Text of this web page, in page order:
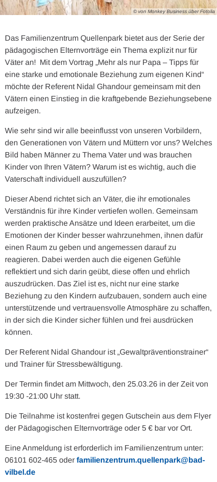
© von Monkey Business über Fotolia
Das Familienzentrum Quellenpark bietet aus der Serie der
pädagogischen Elternvorträge ein Thema explizit nur für
Väter an! Mit dem Vortrag „Mehr als nur Papa – Tipps für
eine starke und emotionale Beziehung zum eigenen Kind“
möchte der Referent Nidal Ghandour gemeinsam mit den
Vätern einen Einstieg in die kraftgebende Beziehungsebene
aufzeigen.
Wie sehr sind wir alle beeinflusst von unseren Vorbildern,
den Generationen von Vätern und Müttern vor uns? Welches
Bild haben Männer zu Thema Vater und was brauchen
Kinder von Ihren Vätern? Warum ist es wichtig, auch die
Vaterschaft individuell auszufüllen?
Dieser Abend richtet sich an Väter, die ihr emotionales
Verständnis für ihre Kinder vertiefen wollen. Gemeinsam
werden praktische Ansätze und Ideen erarbeitet, um die
Emotionen der Kinder besser wahrzunehmen, ihnen dafür
einen Raum zu geben und angemessen darauf zu
reagieren. Dabei werden auch die eigenen Gefühle
reflektiert und sich darin geübt, diese offen und ehrlich
auszudrücken. Das Ziel ist es, nicht nur eine starke
Beziehung zu den Kindern aufzubauen, sondern auch eine
unterstützende und vertrauensvolle Atmosphäre zu schaffen,
in der sich die Kinder sicher fühlen und frei ausdrücken
können.
Der Referent Nidal Ghandour ist „Gewaltpräventionstrainer“
und Trainer für Stressbewältigung.
Der Termin findet am Mittwoch, den 25.03.26 in der Zeit von
19:30 -21:00 Uhr statt.
Die Teilnahme ist kostenfrei gegen Gutschein aus dem Flyer
der Pädagogischen Elternvorträge oder 5 € bar vor Ort.
Eine Anmeldung ist erforderlich im Familienzentrum unter:
06101 602-465 oder familienzentrum.quellenpark@bad-
vilbel.de